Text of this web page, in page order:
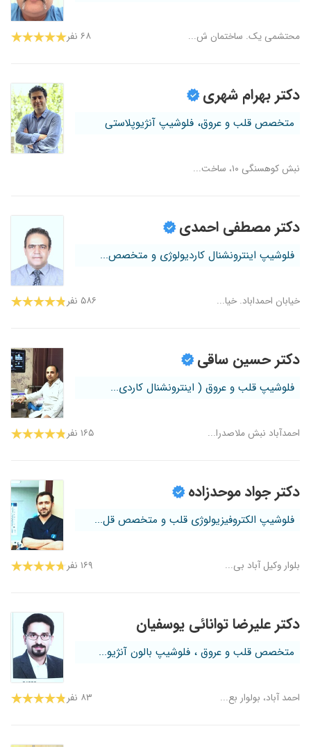
محتشمی یک. ساختمان ش... ۶۸ نفر
دکتر بهرام شهری
متخصص قلب و عروق، فلوشیپ آنژیوپلاستی
نبش کوهسنگی ۱۰، ساخت...
دکتر مصطفی احمدی
فلوشیپ اینترونشنال کاردیولوژی و متخصص...
خیابان احمداباد. خیا... ۵۸۶ نفر
دکتر حسین ساقی
فلوشیپ قلب و عروق ( اینترونشنال کاردی...
احمدآباد نبش ملاصدرا... ۱۶۵ نفر
دکتر جواد موحدزاده
فلوشیپ الکتروفیزیولوژی قلب و متخصص قل...
بلوار وکیل آباد بی... ۱۶۹ نفر
دکتر علیرضا توانائی یوسفیان
متخصص قلب و عروق ، فلوشیپ بالون آنژیو...
احمد آباد، بولوار بع... ۸۳ نفر